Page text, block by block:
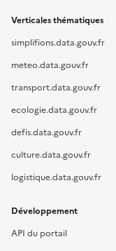
Verticales thématiques
simplifions.data.gouv.fr
meteo.data.gouv.fr
transport.data.gouv.fr
ecologie.data.gouv.fr
defis.data.gouv.fr
culture.data.gouv.fr
logistique.data.gouv.fr
Développement
API du portail